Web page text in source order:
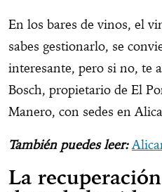
En los bares de vinos, el
sabes gestionarlo, se
interesante, pero si no, te
Bosch, propietario de El
Manero, con sedes en
También puedes leer:
La